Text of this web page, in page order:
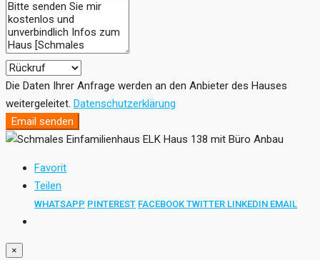
Die Daten Ihrer Anfrage werden an den Anbieter des Hauses
weitergeleitet. Datenschutzerklärung
Email senden
Favorit
Teilen
WHATSAPP PINTEREST FACEBOOK TWITTER LINKEDIN EMAIL
×